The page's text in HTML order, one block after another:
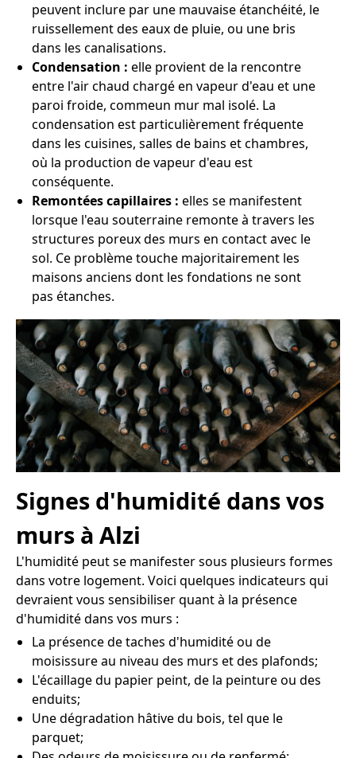
peuvent inclure par une mauvaise étanchéité, le
ruissellement des eaux de pluie, ou une bris
dans les canalisations.
Condensation : elle provient de la rencontre
entre l'air chaud chargé en vapeur d'eau et une
paroi froide, commeun mur mal isolé. La
condensation est particulièrement fréquente
dans les cuisines, salles de bains et chambres,
où la production de vapeur d'eau est
conséquente.
Remontées capillaires : elles se manifestent
lorsque l'eau souterraine remonte à travers les
structures poreux des murs en contact avec le
sol. Ce problème touche majoritairement les
maisons anciens dont les fondations ne sont
pas étanches.
Signes d'humidité dans vos
murs à Alzi
L'humidité peut se manifester sous plusieurs formes
dans votre logement. Voici quelques indicateurs qui
devraient vous sensibiliser quant à la présence
d'humidité dans vos murs :
La présence de taches d'humidité ou de
moisissure au niveau des murs et des plafonds;
L'écaillage du papier peint, de la peinture ou des
enduits;
Une dégradation hâtive du bois, tel que le
parquet;